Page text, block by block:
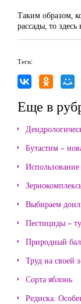
Таким образом,
рассады, то
Теги:
Еще в
Бутастим –
Выбираем
Пестициды –
Природный
Труд на своей
Сорта яблонь
Редиска.